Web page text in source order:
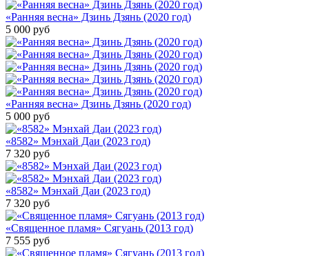
«Ранняя весна» Дзинь Дзянь (2020 год)
5 000 руб
«Ранняя весна» Дзинь Дзянь (2020 год)
5 000 руб
«8582» Мэнхай Даи (2023 год)
7 320 руб
«8582» Мэнхай Даи (2023 год)
7 320 руб
«Священное пламя» Сягуань (2013 год)
7 555 руб